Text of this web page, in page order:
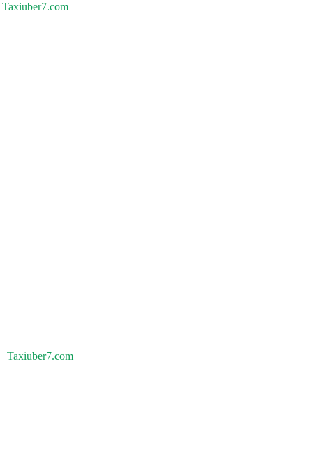
Taxiuber7.com
Taxiuber7.com